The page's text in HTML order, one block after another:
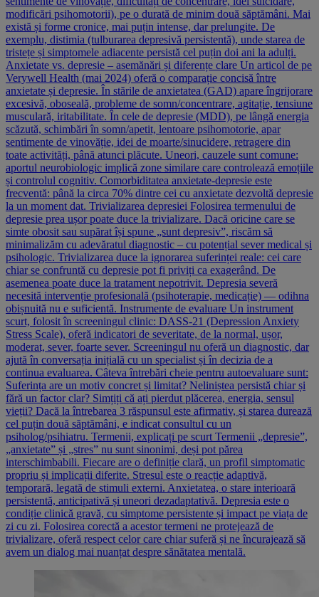
modificări psihomotorii), pe o durată de minim două săptămâni. Mai
există și forme cronice, mai puțin intense, dar prelungite. De
exemplu, distimia (tulburarea depresivă persistentă), unde starea de
tristețe și simptomele adiacente persistă cel puțin doi ani la adulți.
Anxietate vs. depresie – asemănări și diferențe clare Un articol de pe
Verywell Health (mai 2024) oferă o comparație concisă între
anxietate și depresie. În stările de anxietatea (GAD) apare îngrijorare
excesivă, oboseală, probleme de somn/concentrare, agitație, tensiune
musculară, iritabilitate. În cele de depresie (MDD), pe lângă energia
scăzută, schimbări în somn/apetit, lentoare psihomotorie, apar
sentimente de vinovăție, idei de moarte/sinucidere, retragere din
toate activități, până atunci plăcute. Uneori, cauzele sunt comune:
aportul neurobiologic implică zone similare care controlează emoțiile
și controlul cognitiv. Comorbiditatea anxietate-depresie este
frecventă: până la circa 70% dintre cei cu anxietate dezvoltă depresie
la un moment dat. Trivializarea depresiei Folosirea termenului de
depresie prea ușor poate duce la trivializare. Dacă oricine care se
simte obosit sau supărat își spune „sunt depresiv”, riscăm să
minimalizăm cu adevăratul diagnostic – cu potențial sever medical și
psihologic. Trivializarea duce la ignorarea suferinței reale: cei care
chiar se confruntă cu depresie pot fi priviți ca exagerând. De
asemenea poate duce la tratament nepotrivit. Depresia severă
necesită intervenție profesională (psihoterapie, medicație) — odihna
obișnuită nu e suficientă. Instrumente de evaluare Un instrument
scurt, folosit în screeningul clinic: DASS-21 (Depression Anxiety
Stress Scale), oferă indicatori de severitate, de la normal, ușor,
moderat, sever, foarte sever. Screeningul nu oferă un diagnostic, dar
ajută în conversația inițială cu un specialist și în decizia de a
continua evaluarea. Câteva întrebări cheie pentru autoevaluare sunt:
Suferința are un motiv concret și limitat? Neliniștea persistă chiar și
fără un factor clar? Simțiți că ați pierdut plăcerea, energia, sensul
vieții? Dacă la întrebarea 3 răspunsul este afirmativ, și starea durează
cel puțin două săptămâni, e indicat consultul cu un
psiholog/psihiatru. Termenii, explicați pe scurt Termenii „depresie”,
„anxietate” și „stres” nu sunt sinonimi, deși pot părea
interschimbabili. Fiecare are o definiție clară, un profil simptomatic
propriu și implicații diferite. Stresul este o reacție adaptivă,
temporară, legată de stimuli externi. Anxietatea, o stare interioară
persistentă, anticipativă și uneori dezadaptativă. Depresia este o
condiție clinică gravă, cu simptome persistente și impact pe viața de
zi cu zi. Folosirea corectă a acestor termeni ne protejează de
trivializare, oferă respect celor care chiar suferă și ne încurajează să
avem un dialog mai nuanțat despre sănătatea mentală.